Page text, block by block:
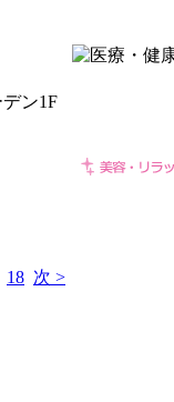
ン1F
18 次 >